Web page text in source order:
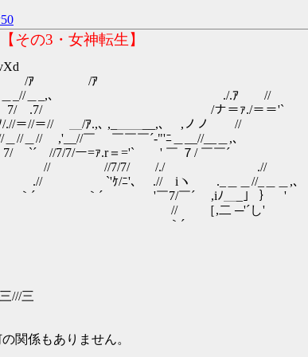
その3・女神転生】
,､ /ｱ /ｱ /ｱ
＿// ,､ .,､＿_//＿_,､ ./.ｱ //
7/'//￣7/￣.7/ /ナ＝ｧ./＝＝'`
､ ,_＿＿__,､ ,ノノ //
￣ ￣￣￣´-"'ﾆ＿__//__＿,､
7/7/ー=ｧ.r＝='` ' ￣ ７/ ￣￣´
^ヾヽ .// // //7/7/ /./ .//
ｹ/ﾆ'､ .// iヽ ._＿＿//_＿＿,､
」 ｝ '￣￣￣￣
し'
///三
関係もありません。